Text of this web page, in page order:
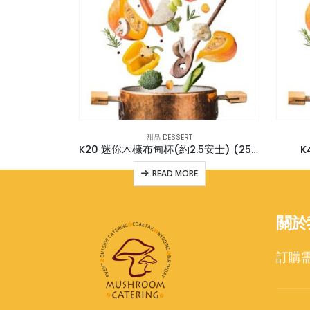
甜品 DESSERT
K20 迷你木槺布甸杯(約2.5安士) (25杯)
READ MORE
關
訂購